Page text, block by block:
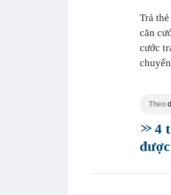
Trả
căn
cước
Theo
4